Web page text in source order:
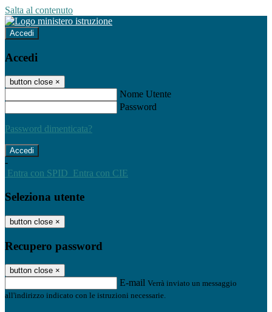
Salta al contenuto
Accedi
Accedi
button close ×
Nome Utente
Password
Password dimenticata?
-
Entra con SPID Entra con CIE
Seleziona utente
button close ×
Recupero password
button close ×
E-mail Verrà inviato un messaggio
all'indirizzo indicato con le istruzioni necessarie.